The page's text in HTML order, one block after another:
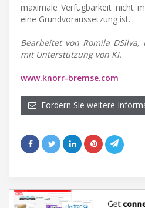
maximale Verfügbarkeit nicht
eine Grundvoraussetzung ist.
Bearbeitet von Romila DSilva,
mit Unterstützung von KI.
www.knorr-bremse.com
Fordern Sie weitere